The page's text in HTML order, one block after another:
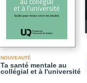
NOUVEAUTÉ
Ta santé mentale au
collégial et à l'université